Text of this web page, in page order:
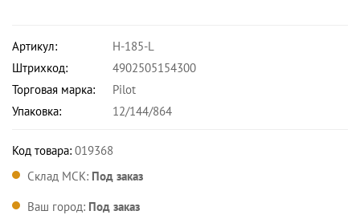
Артикул:
H-185-L
Штрихкод:
4902505154300
Торговая марка:
Pilot
Упаковка:
12/144/864
Код товара: 019368
Склад МСК: Под заказ
Ваш город: Под заказ